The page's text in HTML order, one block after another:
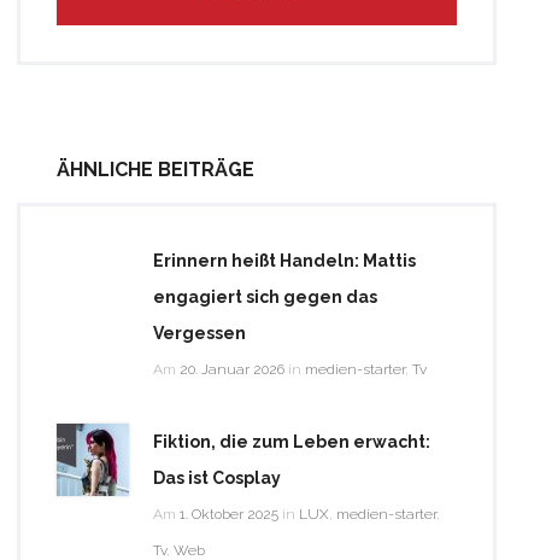
ÄHNLICHE BEITRÄGE
Erinnern heißt Handeln: Mattis
engagiert sich gegen das
Vergessen
Am 20. Januar 2026 in medien-starter, Tv
Fiktion, die zum Leben erwacht:
Das ist Cosplay
Am 1. Oktober 2025 in LUX, medien-starter,
Tv, Web